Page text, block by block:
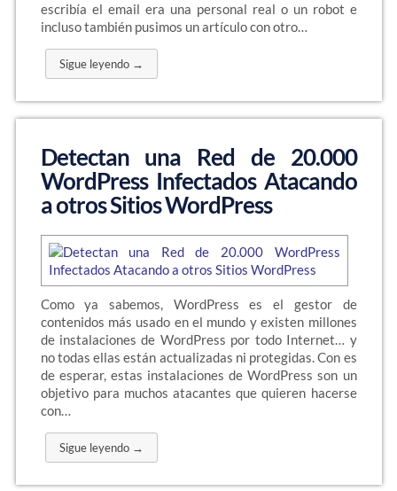
escribía el email era una personal real o un robot e
incluso también pusimos un artículo con otro…
Sigue leyendo →
Detectan una Red de 20.000
WordPress Infectados Atacando
a otros Sitios WordPress
Como ya sabemos, WordPress es el gestor de
contenidos más usado en el mundo y existen millones
de instalaciones de WordPress por todo Internet… y
no todas ellas están actualizadas ni protegidas. Con es
de esperar, estas instalaciones de WordPress son un
objetivo para muchos atacantes que quieren hacerse
con…
Sigue leyendo →